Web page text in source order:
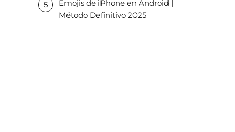
Emojis de iPhone en Android |
Método Definitivo 2025